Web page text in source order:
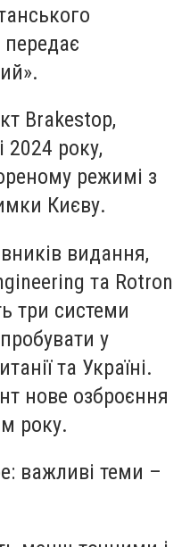
передає
Brakestop,
2024 року,
режимі з
Києву.
видання,
та Rotron
три системи
у
та Україні.
нове озброєння
року.
важливі теми –